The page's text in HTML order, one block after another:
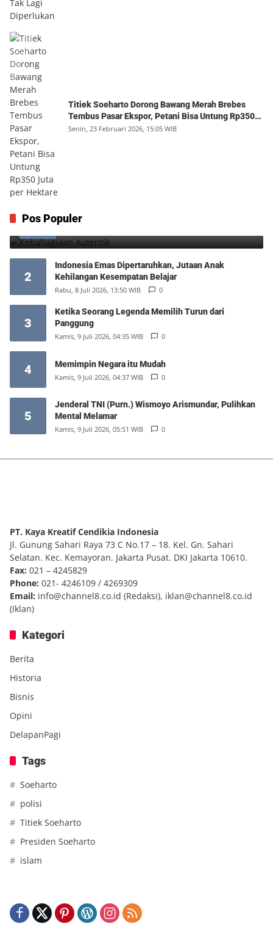
Titiek Soeharto Dorong Bawang Merah Brebes
Tembus Pasar Ekspor, Petani Bisa Untung Rp350
Juta per Hektare
Senin, 23 Februari 2026, 15:05 WIB
Pos Populer
1 Kebahagiaan Autentik
2
Indonesia Emas Dipertaruhkan, Jutaan Anak
Kehilangan Kesempatan Belajar
Rabu, 8 Juli 2026, 13:50 WIB 0
3
Ketika Seorang Legenda Memilih Turun dari
Panggung
Kamis, 9 Juli 2026, 04:35 WIB 0
4 Memimpin Negara itu Mudah
Kamis, 9 Juli 2026, 04:37 WIB 0
5
Jenderal TNI (Purn.) Wismoyo Arismundar, Pulihkan
Mental Melamar
Kamis, 9 Juli 2026, 05:51 WIB 0
PT. Kaya Kreatif Cendikia Indonesia
Jl. Gunung Sahari Raya 73 C No.17 – 18. Kel. Gn. Sahari
Selatan. Kec. Kemayoran. Jakarta Pusat. DKI Jakarta 10610.
Fax: 021 – 4245829
Phone: 021- 4246109 / 4269309
Email: info@channel8.co.id (Redaksi), iklan@channel8.co.id
(Iklan)
Kategori
Berita
Historia
Bisnis
Opini
DelapanPagi
Tags
Soeharto
polisi
Titiek Soeharto
Presiden Soeharto
islam